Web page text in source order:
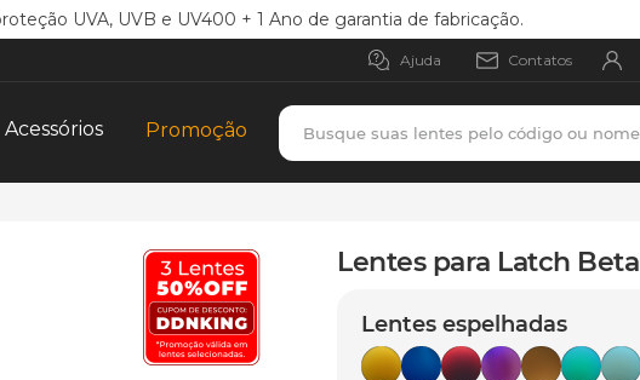
UVA, UVB e UV400 + 1 Ano de garantia de fabricação.
Ajuda Contatos
Acessórios Promoção
Busque suas lentes pelo código ou
Lentes para Latch
Lentes espelhadas